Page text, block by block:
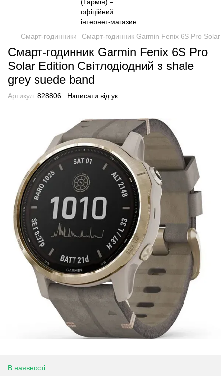
Смарт-годинники Смарт-годинник Garmin Fenix ​​6S Pro
Смарт-годинник Garmin Fenix ​​6S Pro
Solar Edition Світлодіодний з shale
grey suede band
Артикул: 828806 Написати відгук
В наявності